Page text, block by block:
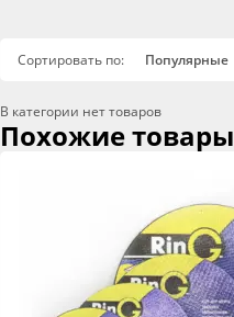
Сортировать по:
В категории нет товаров
Похожие товары